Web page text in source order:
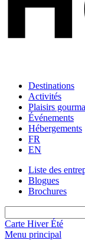
Destinations
Activités
Plaisirs
Événements
Hébergements
FR
EN
Liste des
Blogues
Brochures
Carte Hiver Été
Menu principal